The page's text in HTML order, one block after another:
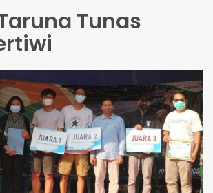
Tunas